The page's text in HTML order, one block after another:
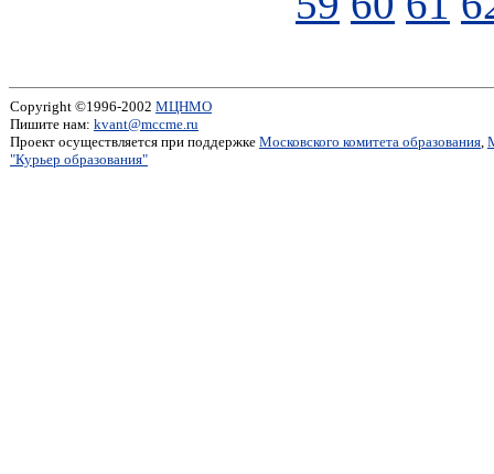
Copyright ©1996-2002 МЦНМО
Пишите нам: kvant@mccme.ru
Проект осуществляется при поддержке Московского комитета образования,
"Курьер образования"